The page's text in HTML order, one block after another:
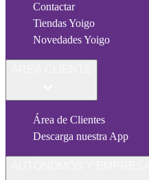
Contactar
Tiendas Yoigo
Novedades Yoigo
Área de Clientes
Descarga nuestra App